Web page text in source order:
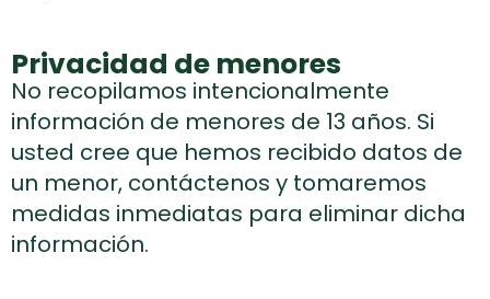
Privacidad de menores
No recopilamos intencionalmente
información de menores de 13 años. Si
usted cree que hemos recibido datos de
un menor, contáctenos y tomaremos
medidas inmediatas para eliminar dicha
información.